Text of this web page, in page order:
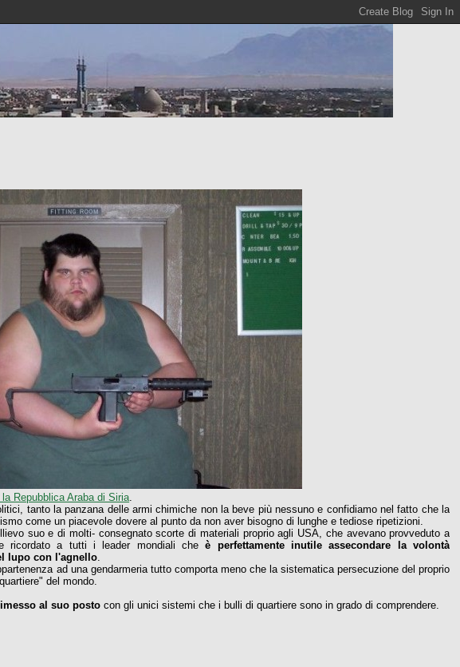
la Repubblica Araba di Siria.
tanto la panzana delle armi chimiche non la beve più nessuno e confidiamo nel fatto che la
come un piacevole dovere al punto da non aver bisogno di lunghe e tediose ripetizioni.
suo e di molti- consegnato scorte di materiali proprio agli USA, che avevano provveduto a
ricordato a tutti i leader mondiali cheè perfettamente inutile assecondare la volontà
lupo con l'agnello.
ad una gendarmeria tutto comporta meno che la sistematica persecuzione del proprio
del mondo.
al suo posto con gli unici sistemi che i bulli di quartiere sono in grado di comprendere.